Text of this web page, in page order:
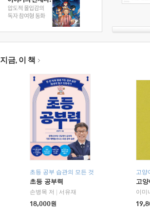
지금, 이 책
초등 공부 습관의 모든 것
초등 공부력
손병목 저
서유재
18,000원
고양
고
이미